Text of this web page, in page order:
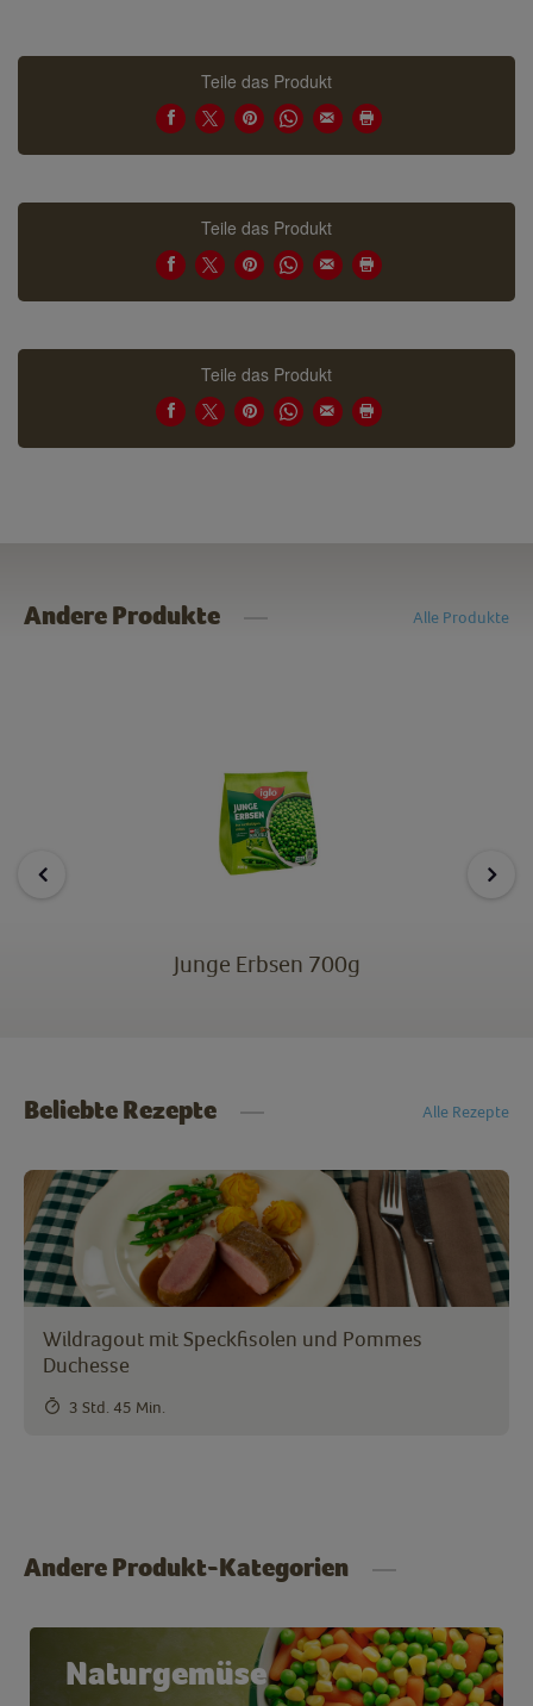
Teile das Produkt
Teile das Produkt
Teile das Produkt
Andere Produkte Alle Produkte
Junge Erbsen 700g
Beliebte Rezepte Alle Rezepte
Wildragout mit Speckfisolen und Pommes
Duchesse
3 Std. 45 Min.
Andere Produkt-Kategorien
Naturgemüse